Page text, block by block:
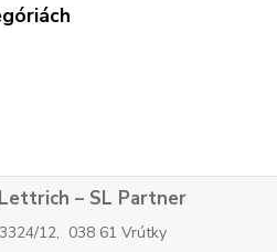
– SL Partner
12, 038 61 Vrútky